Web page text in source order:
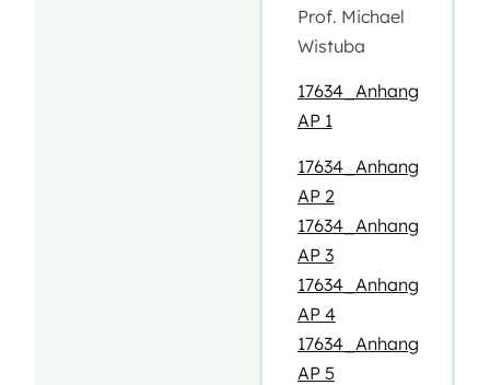
Prof. Michael
Wistuba
17634_Anhang
AP 1
17634_Anhang
AP 2
17634_Anhang
AP 3
17634_Anhang
AP 4
17634_Anhang
AP 5